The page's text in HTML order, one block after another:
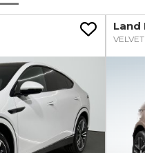
Land